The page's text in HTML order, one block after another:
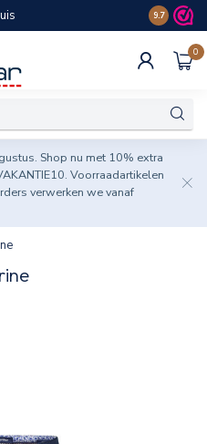
Spaar
9.7
0
Shop nu met 10% extra
Voorraadartikelen
verwerken we vanaf